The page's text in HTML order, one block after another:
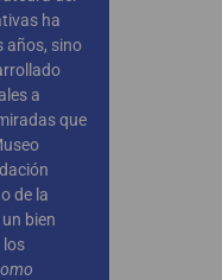
ha
años, sino
a
que
de la
bien
los